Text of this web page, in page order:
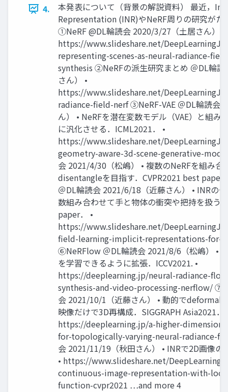
4.
本発表について（背景の解説資料） 最近，
Representation (INR)やNeRF周りの研究がた
①NeRF @DL輪読会 2020/3/27（土居さん） •
https://www.slideshare.net/
representing-scenes-as-neural-radiance-
synthesis ②NeRFの派生研究まとめ ＠DL輪
さん） •
https://www.slideshare.net/
radiance-field-nerf ③NeRF-VAE ＠DL輪読会
ん） • NeRFを潜在変数モデル（VAE）と組み
に汎化させる．ICML2021． •
https://www.slideshare.net/
geometry-aware-3d-scene-generative-
会 2021/4/30（松嶋） • 複数のNeRFを組み合
disentangleを目指す．CVPR2021 best
＠DL輪読会 2021/6/18（近藤さん） • INRの
数組み合わせて手と物体の衝突や把持を扱う
paper． •
https://www.slideshare.net/
field-learning-implicit-representations-for-
⑥NeRFlow ＠DL輪読会 2021/8/6（松嶋） •
を学習できるように拡張．ICCV2021. •
https://deeplearning.jp/neural-radiance-
synthesis-and-video-processing-nerflow/
会 2021/10/1（近藤さん） • 動的で
映像だけで3D再構成．SIGGRAPH Asia2021．
https://deeplearning.jp/a-higher-
for-topologically-varying-neural-radiance-
会 2021/11/19（秋田さん） • INRで2D画像の
• https://www.slideshare.net/
continuous-image-representation-with-
function-cvpr2021 …and more 4